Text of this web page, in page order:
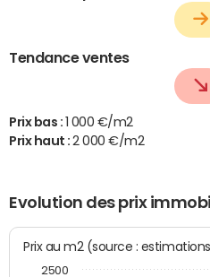
Tendance ventes
Prix bas :
1 000 €/m2
Prix haut :2 000 €/m2
Evolution des prix
Prix au m2 (source :
2500